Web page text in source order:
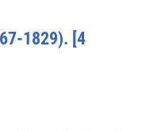
1829). [4